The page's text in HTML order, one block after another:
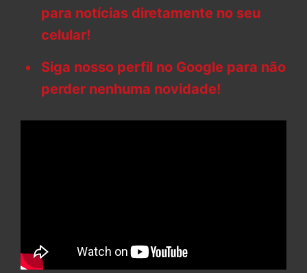
para notícias diretamente no seu
celular!
Siga nosso perfil no Google para não
perder nenhuma novidade!